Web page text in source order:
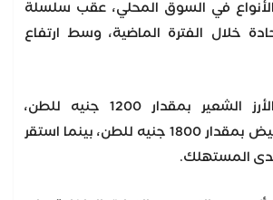
الأنواع في السوق المحلي، عقب سلسلة
خلال الفترة الماضية، وسط ارتفاع
وتراجعت أسعار الأرز الشعير بمقدار 1200 جنيه للطن،
وهبطت أسعار الأبيض بمقدار 1800 جنيه للطن، بينما استقر
لدى المستهلك.